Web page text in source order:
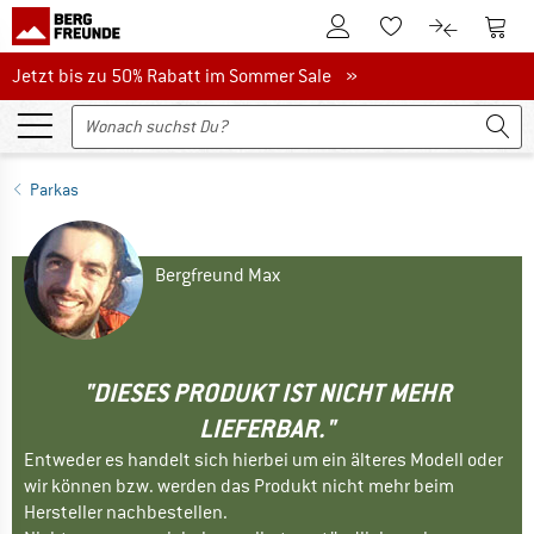
Zum KundenkontoZum Merkzettel.
Zum Zum
Jetzt bis zu 50% Rabatt im Sommer Sale
Jetzt bis zu 50% Rabatt im Sommer Sale »
Parkas
Bergfreund Max
"DIESES PRODUKT IST NICHT MEHR
LIEFERBAR."
Entweder es handelt sich hierbei um ein älteres Modell oder
wir können bzw. werden das Produkt nicht mehr beim
Hersteller nachbestellen.